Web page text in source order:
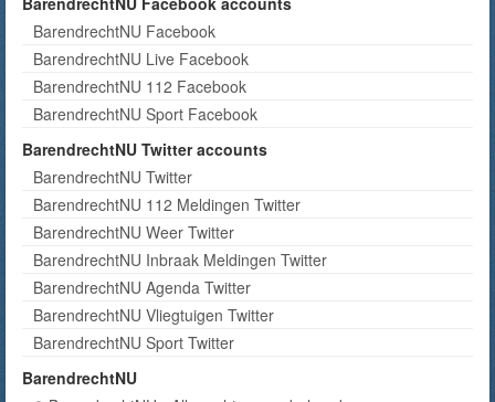
BarendrechtNU Facebook
BarendrechtNU Live Facebook
BarendrechtNU 112 Facebook
BarendrechtNU Sport Facebook
BarendrechtNU Twitter accounts
BarendrechtNU Twitter
BarendrechtNU 112 Meldingen Twitter
BarendrechtNU Weer Twitter
BarendrechtNU Inbraak Meldingen Twitter
BarendrechtNU Agenda Twitter
BarendrechtNU Vliegtuigen Twitter
BarendrechtNU Sport Twitter
BarendrechtNU